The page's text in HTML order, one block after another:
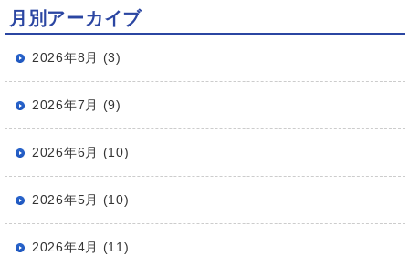
月別アーカイブ
2026年8月 (3)
2026年7月 (9)
2026年6月 (10)
2026年5月 (10)
2026年4月 (11)